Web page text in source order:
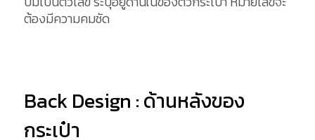
ต้องมีความคมชัด
Back Design : ด้านหลังของ
กระเป๋า